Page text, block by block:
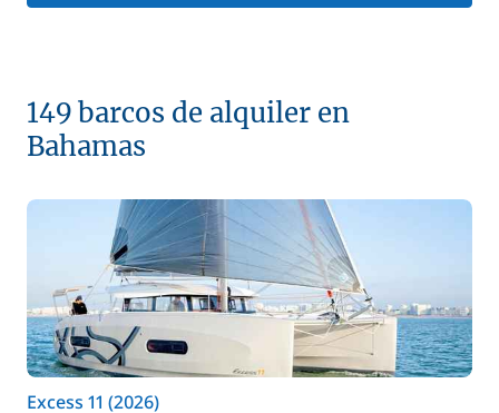
149 barcos de alquiler en
Bahamas
Excess 11 (2026)